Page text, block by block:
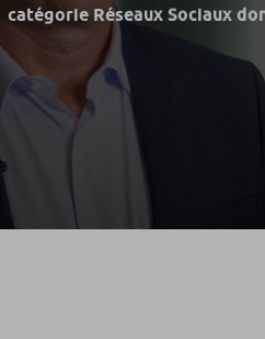
catégorie Réseaux Sociaux